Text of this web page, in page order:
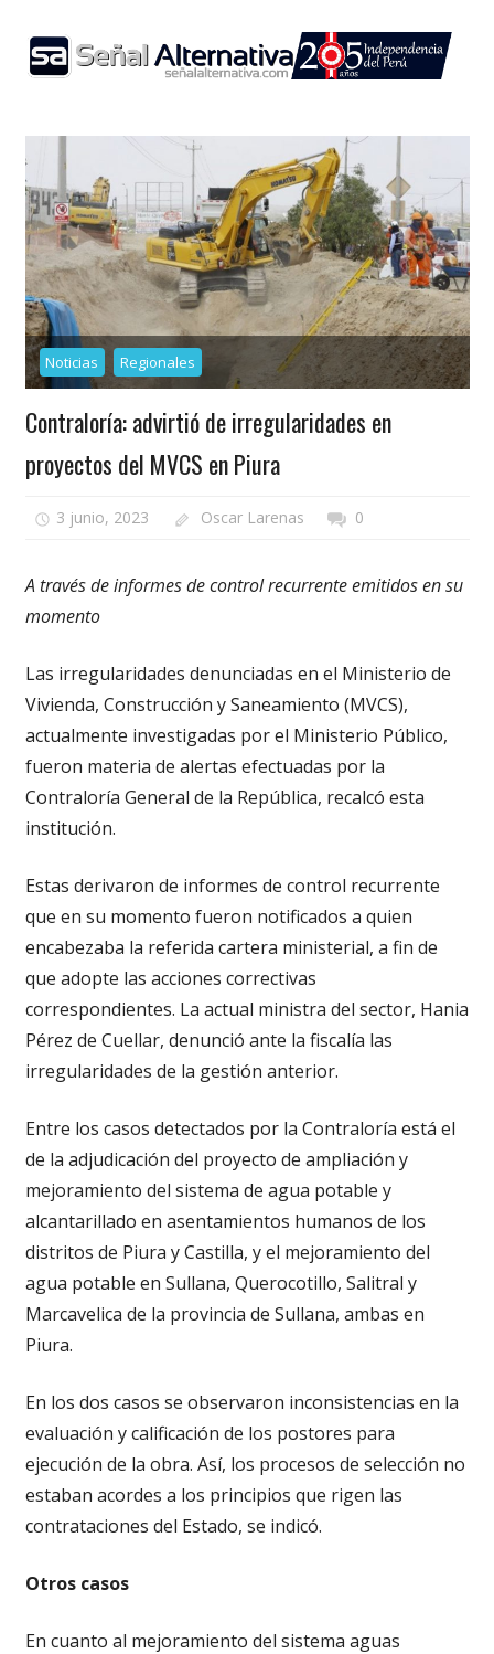
content
Noticias Regionales
Contraloría: advirtió de irregularidades en
proyectos del MVCS en Piura
3 junio, 2023 Oscar Larenas 0
A través de informes de control recurrente emitidos en su
momento
Las irregularidades denunciadas en el Ministerio de
Vivienda, Construcción y Saneamiento (MVCS),
actualmente investigadas por el Ministerio Público,
fueron materia de alertas efectuadas por la
Contraloría General de la República, recalcó esta
institución.
Estas derivaron de informes de control recurrente
que en su momento fueron notificados a quien
encabezaba la referida cartera ministerial, a fin de
que adopte las acciones correctivas
correspondientes. La actual ministra del sector, Hania
Pérez de Cuellar, denunció ante la fiscalía las
irregularidades de la gestión anterior.
Entre los casos detectados por la Contraloría está el
de la adjudicación del proyecto de ampliación y
mejoramiento del sistema de agua potable y
alcantarillado en asentamientos humanos de los
distritos de Piura y Castilla, y el mejoramiento del
agua potable en Sullana, Querocotillo, Salitral y
Marcavelica de la provincia de Sullana, ambas en
Piura.
En los dos casos se observaron inconsistencias en la
evaluación y calificación de los postores para
ejecución de la obra. Así, los procesos de selección no
estaban acordes a los principios que rigen las
contrataciones del Estado, se indicó.
Otros casos
En cuanto al mejoramiento del sistema aguas